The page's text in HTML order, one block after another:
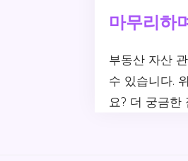
마무리하
부동산 자산
수 있습니다.
요? 더 궁금한